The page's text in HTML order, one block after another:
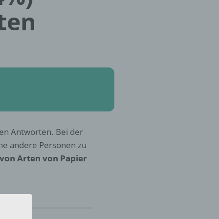
Antworten. Bei der
andere Personen zu
Arten von Papier